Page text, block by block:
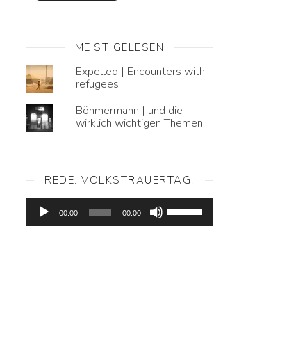
MEIST GELESEN
Expelled | Encounters with
refugees
Böhmermann | und die
wirklich wichtigen Themen
REDE. VOLKSTRAUERTAG.
Audio-
Player
00:00 00:00
Hoch/Runter
benutzen,